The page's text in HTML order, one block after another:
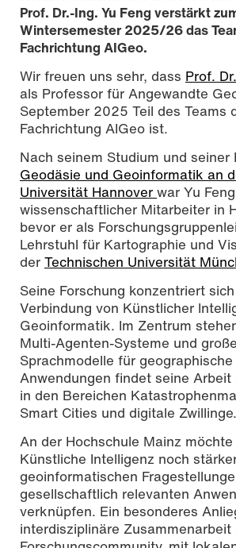
Prof. Dr.-Ing. Yu Feng, Foto: Nicole
Prof. Dr.-Ing. Yu Feng verstärkt
Wintersemester 2025/26 das
Fachrichtung AIGeo.
Wir freuen uns sehr, dass Prof.
als Professor für Angewandte
September 2025 Teil des Teams
Fachrichtung AIGeo ist.
Nach seinem Studium und seiner
Geodäsie und Geoinformatik an
Universität Hannover war Yu
wissenschaftlicher Mitarbeiter in
bevor er als
Lehrstuhl für Kartographie und
der Technischen Universität
Seine Forschung konzentriert
Verbindung von Künstlicher
Geoinformatik. Im Zentrum
Multi-Agenten-Systeme und große
Sprachmodelle für
Anwendungen findet seine
in den Bereichen
Smart Cities und digitale Zwillinge.
An der Hochschule Mainz möchte
Künstliche Intelligenz noch
geoinformatischen
gesellschaftlich relevanten
verknüpfen. Ein besonderes
interdisziplinäre